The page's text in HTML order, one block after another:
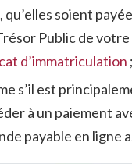
soient
Public de
d’immatriculation ;
s’il est
à un paiement
payable en ligne